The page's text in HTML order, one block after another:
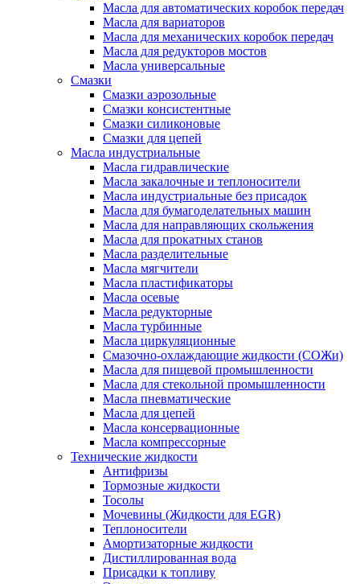
Масла для автоматических коробок передач
Масла для вариаторов
Масла для механических коробок передач
Масла для редукторов мостов
Масла универсальные
Cмазки
Смазки аэрозольные
Смазки консистентные
Смазки силиконовые
Смазки для цепей
Масла индустриальные
Масла гидравлические
Масла закалочные и теплоносители
Масла индустриальные без присадок
Масла для бумагоделательных машин
Масла для направляющих скольжения
Масла для прокатных станов
Масла разделительные
Масла мягчители
Масла пластификаторы
Масла осевые
Масла редукторные
Масла турбинные
Масла циркуляционные
Смазочно-охлаждающие жидкости (СОЖи)
Масла для пищевой промышленности
Масла для стекольной промышленности
Масла пневматические
Масла для цепей
Масла консервационные
Масла компрессорные
Технические жидкости
Антифризы
Тормозные жидкости
Тосолы
Мочевины (Жидкости для EGR)
Теплоносители
Амортизаторные жидкости
Дистиллированная вода
Присадки к топливу